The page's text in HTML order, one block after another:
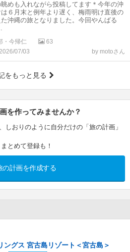
眺めも入れながら投稿してます＊今年の沖
６月末と例年より遅く、梅雨明け直後の
沖縄の旅となりました。今回やんばる
・今帰仁
63
07/03
by motoさん
をもっと見る
を作ってみませんか？
しおりのように自分だけの「旅の計画」
とめて登録も！
の計画を作成する
ングス 宮古島リゾート＜宮古島＞